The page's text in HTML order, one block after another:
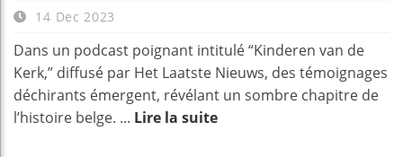
14 Dec 2023
Dans un podcast poignant intitulé “Kinderen van de
Kerk,” diffusé par Het Laatste Nieuws, des témoignages
déchirants émergent, révélant un sombre chapitre de
l’histoire belge. ... Lire la suite